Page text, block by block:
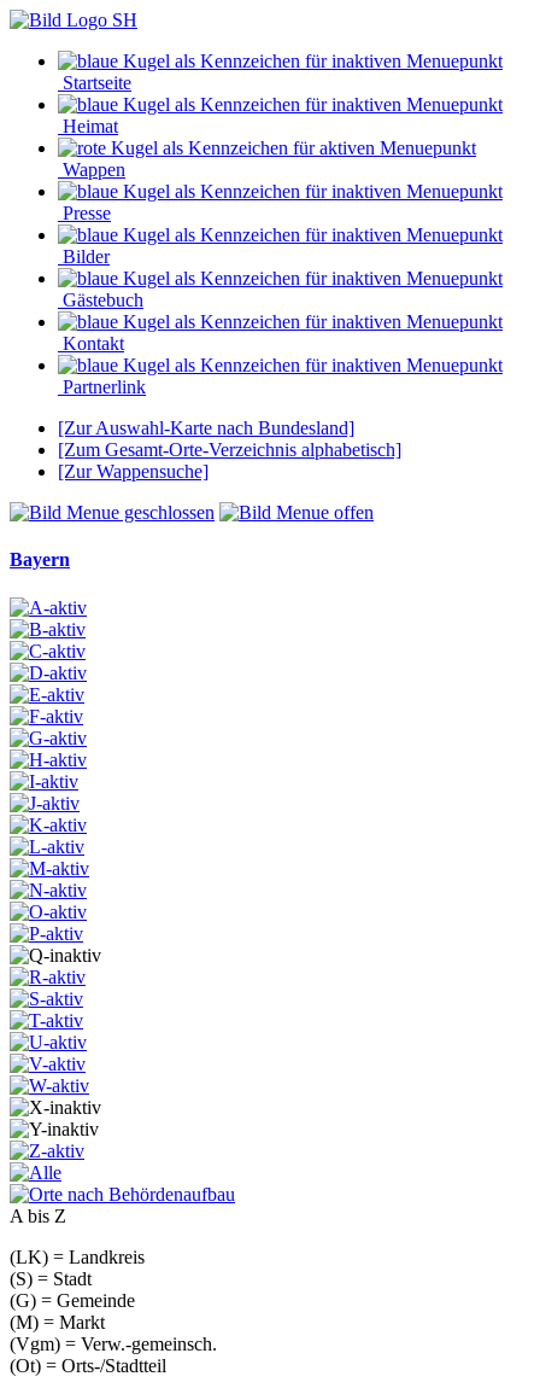
Startseite
Heimat
Wappen
Presse
Bilder
Gästebuch
Kontakt
Partnerlink
[Zur Auswahl-Karte nach Bundesland]
[Zum Gesamt-Orte-Verzeichnis alphabetisch]
[Zur Wappensuche]
Bayern
A bis Z
(LK) = Landkreis
(S) = Stadt
(G) = Gemeinde
(M) = Markt
(Vgm) = Verw.-gemeinsch.
(Ot) = Orts-/Stadtteil